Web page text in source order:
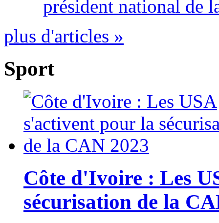
président national de
plus d'articles »
Sport
Côte d'Ivoire : Les
sécurisation de la